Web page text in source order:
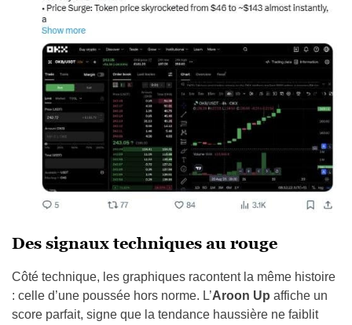
Des signaux techniques au rouge
Côté technique, les graphiques racontent la même histoire
: celle d’une poussée hors norme. L’Aroon Up affiche un
score parfait, signe que la tendance haussière ne faiblit